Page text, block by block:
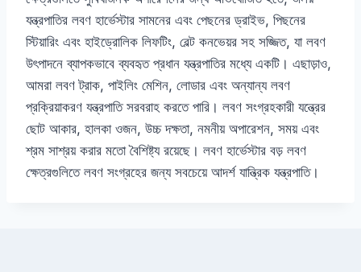
যন্ত্রপাতির লবণ হার্ভেস্টার সামনের এবং পেছনের ড্রাইভ, পিছনের
স্টিয়ারিং এবং হাইড্রোলিক লিফটিং, বেল্ট কনভেয়র সহ সজ্জিত, যা লবণ
উৎপাদনে ব্যাপকভাবে ব্যবহৃত প্রধান যন্ত্রপাতির মধ্যে একটি। এছাড়াও,
আমরা লবণ ট্রাক, পাইলিং মেশিন, লোডার এবং অন্যান্য লবণ
প্রক্রিয়াকরণ যন্ত্রপাতি সরবরাহ করতে পারি। লবণ সংগ্রহকারী যন্ত্রের
ছোট আকার, হালকা ওজন, উচ্চ দক্ষতা, নমনীয় অপারেশন, সময় এবং
শ্রম সাশ্রয় করার মতো বৈশিষ্ট্য রয়েছে। লবণ হার্ভেস্টার বড় লবণ
ক্ষেত্রগুলিতে লবণ সংগ্রহের জন্য সবচেয়ে আদর্শ যান্ত্রিক যন্ত্রপাতি।